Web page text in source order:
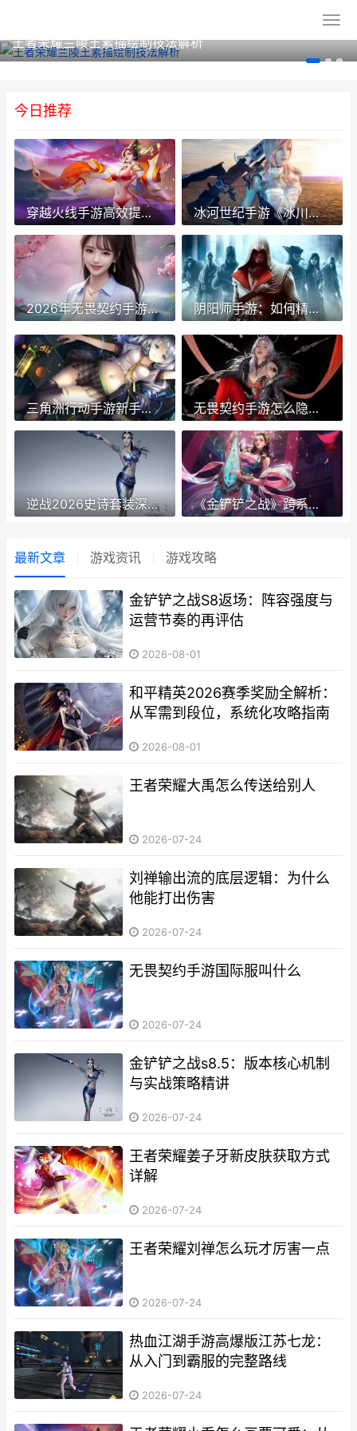
王者荣耀兰陵王素描绘制技法解析
今日推荐
穿越火线手游高效提升战队活跃度指南 冰河世纪手游《冰川时代：狂野冒险》2026年全球上线前瞻
2026年无畏契约手游套装深度剖析 阴阳师手游：如何精确解读属性与伤害的小数点
三角洲行动手游新手入门指南：从零开始的战术生存手册 无畏契约手游怎么隐身玩：全方位指南
逆战2026史诗套装深度解析与实战指南 《金铲铲之战》跨系统转区指南：从安卓迁移至苹果
最新文章 游戏资讯 游戏攻略
金铲铲之战S8返场：阵容强度与
运营节奏的再评估
2026-08-01
和平精英2026赛季奖励全解析：
从军需到段位，系统化攻略指南
2026-08-01
王者荣耀大禹怎么传送给别人
2026-07-24
刘禅输出流的底层逻辑：为什么
他能打出伤害
2026-07-24
无畏契约手游国际服叫什么
2026-07-24
金铲铲之战s8.5：版本核心机制
与实战策略精讲
2026-07-24
王者荣耀姜子牙新皮肤获取方式
详解
2026-07-24
王者荣耀刘禅怎么玩才厉害一点
2026-07-24
热血江湖手游高爆版江苏七龙：
从入门到霸服的完整路线
2026-07-24